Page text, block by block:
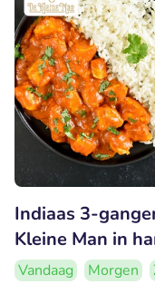
Indiaas 3-
Kleine Man in
Vandaag Morgen